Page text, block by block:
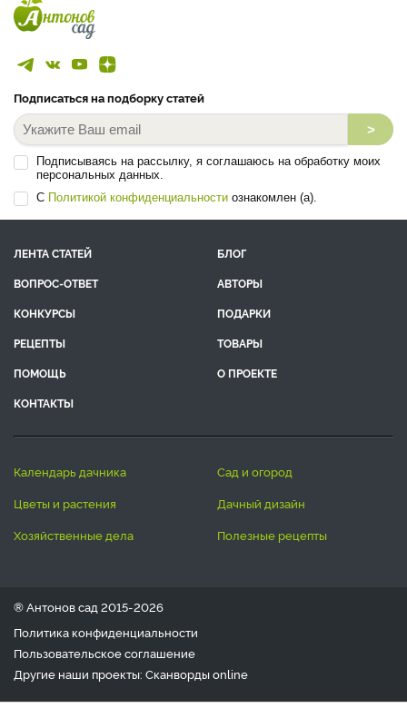
Подписаться на подборку статей
>
Подписываясь на рассылку, я соглашаюсь на обработку моих
персональных данных.
С Политикой конфиденциальности ознакомлен (а).
ЛЕНТА СТАТЕЙ
БЛОГ
ВОПРОС-ОТВЕТ
АВТОРЫ
КОНКУРСЫ
ПОДАРКИ
РЕЦЕПТЫ
ТОВАРЫ
ПОМОЩЬ
О ПРОЕКТЕ
КОНТАКТЫ
календарь дачника
сад и огород
цветы и растения
дачный дизайн
хозяйственные дела
полезные рецепты
® Антонов сад 2015-2026
Политика конфиденциальности
Пользовательское соглашение
Другие наши проекты: Сканвордыonline